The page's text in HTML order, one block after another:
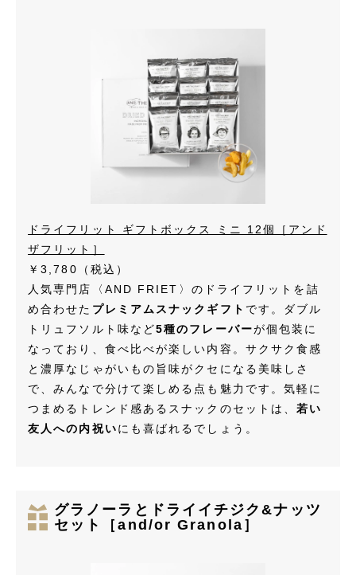
ドライフリット ギフトボックス ミニ 12個［アンド
ザフリット］
￥3,780
（税込）
人気専門店〈AND FRIET〉のドライフリットを詰
め合わせた プレミアムスナックギフト です。ダブル
トリュフソルト味など5種のフレーバーが個包装に
なっており、食べ比べが楽しい内容。サクサク食感
と濃厚なじゃがいもの旨味がクセになる美味しさ
で、みんなで分けて楽しめる点も魅力です。気軽に
つまめるトレンド感あるスナックのセットは、若い
友人への内祝いにも喜ばれるでしょう。
グラノーラとドライイチジク&ナッツ
セット［and/or Granola］